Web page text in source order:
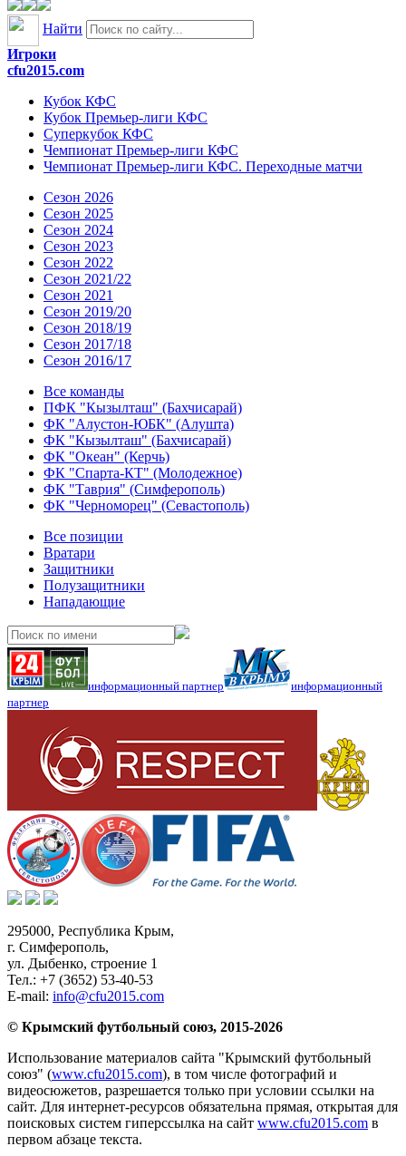
Найти
Игроки
cfu2015.com
Кубок КФС
Кубок Премьер-лиги КФС
Суперкубок КФС
Чемпионат Премьер-лиги КФС
Чемпионат Премьер-лиги КФС. Переходные матчи
Сезон 2026
Сезон 2025
Сезон 2024
Сезон 2023
Сезон 2022
Сезон 2021/22
Сезон 2021
Сезон 2019/20
Сезон 2018/19
Сезон 2017/18
Сезон 2016/17
Все команды
ПФК "Кызылташ" (Бахчисарай)
ФК "Алустон-ЮБК" (Алушта)
ФК "Кызылташ" (Бахчисарай)
ФК "Океан" (Керчь)
ФК "Спарта-КТ" (Молодежное)
ФК "Таврия" (Симферополь)
ФК "Черноморец" (Севастополь)
Все позиции
Вратари
Защитники
Полузащитники
Нападающие
информационный партнер
информационный
партнер
295000, Республика Крым,
г. Симферополь,
ул. Дыбенко, строение 1
Тел.: +7 (3652) 53-40-53
E-mail: info@cfu2015.com
© Крымский футбольный союз, 2015-2026
Использование материалов сайта "Крымский футбольный
союз" (www.cfu2015.com), в том числе фотографий и
видеосюжетов, разрешается только при условии ссылки на
сайт. Для интернет-ресурсов обязательна прямая, открытая для
поисковых систем гиперссылка на сайт www.cfu2015.com в
первом абзаце текста.